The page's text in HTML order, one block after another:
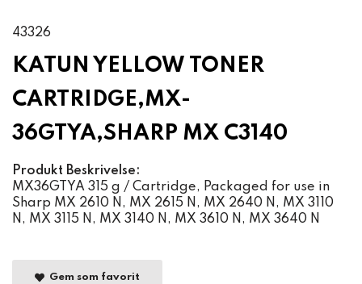
43326
KATUN YELLOW TONER
CARTRIDGE,MX-
36GTYA,SHARP MX C3140
Produkt Beskrivelse:
MX36GTYA 315 g / Cartridge, Packaged for use in
Sharp MX 2610 N, MX 2615 N, MX 2640 N, MX 3110
N, MX 3115 N, MX 3140 N, MX 3610 N, MX 3640 N
Gem som favorit